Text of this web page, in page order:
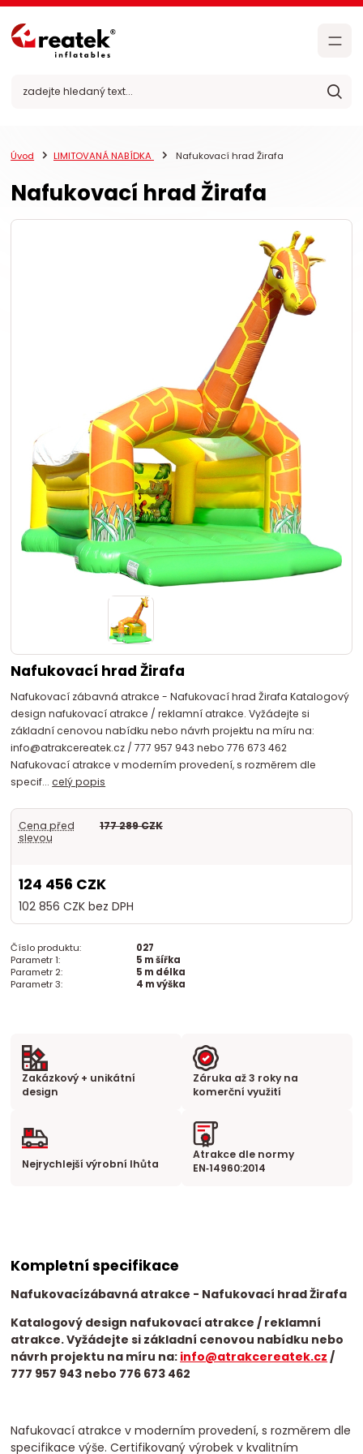
Úvod LIMITOVANÁ NABÍDKA Nafukovací hrad Žirafa
Nafukovací hrad Žirafa
Nafukovací hrad Žirafa
Nafukovací zábavná atrakce - Nafukovací hrad Žirafa Katalogový
design nafukovací atrakce / reklamní atrakce. Vyžádejte si
základní cenovou nabídku nebo návrh projektu na míru na:
info@atrakcereatek.cz / 777 957 943 nebo 776 673 462
Nafukovací atrakce v moderním provedení, s rozměrem dle
specif...celý popis
Cena před
slevou
177 289 CZK
124 456 CZK
102 856 CZK bez DPH
Číslo produktu:
027
Parametr 1:
5 m šířka
Parametr 2:
5 m délka
Parametr 3:
4 m výška
Zakázkový + unikátní
design
Záruka až 3 roky na
komerční využití
Nejrychlejší výrobní lhůta
Atrakce dle normy
EN‑14960:2014
Kompletní specifikace
Nafukovacízábavná atrakce - Nafukovací hrad Žirafa
Katalogový design nafukovací atrakce / reklamní
atrakce. Vyžádejte si základní cenovou nabídku nebo
návrh projektu na míru na: info@atrakcereatek.cz /
777 957 943 nebo 776 673 462
Nafukovací atrakce v moderním provedení, s rozměrem dle
specifikace výše. Certifikovaný výrobek v kvalitním